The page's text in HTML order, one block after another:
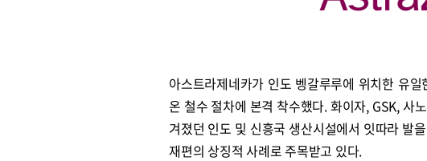
아스트라제네카가 인도 벵갈루루에 위치한 유
온 철수 절차에 본격 착수했다. 화이자, GSK, 사
겨졌던 인도 및 신흥국 생산시설에서 잇따라 발
재편의 상징적 사례로 주목받고 있다.